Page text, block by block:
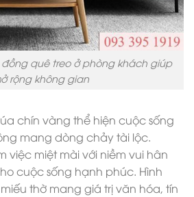
quê treo ở phòng khách giúp
rộng không gian
chín vàng thể hiện cuộc sống
mang dòng chảy tài lộc.
việc miệt mài với niềm vui hân
cuộc sống hạnh phúc. Hình
thờ mang giá trị văn hóa, tín